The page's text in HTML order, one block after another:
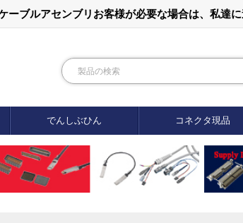
ブルアセンブリお客様が必要な場合は、私達に
でんしぶひん コネクタ現品